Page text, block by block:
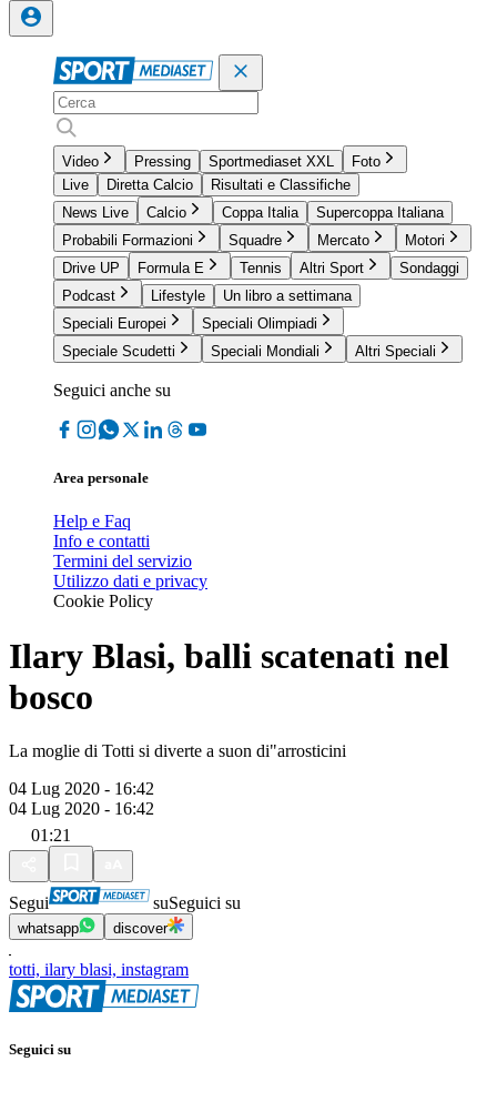
Video Pressing Sportmediaset XXL
Foto
Live
Diretta Calcio
Risultati e Classifiche
News Live
Calcio Coppa Italia
Supercoppa Italiana
Probabili Formazioni
Squadre Mercato
Motori
Drive UP
Formula E Tennis Altri Sport
Sondaggi
Podcast
Lifestyle
Un libro a settimana
Speciali Europei
Speciali Olimpiadi
Speciale Scudetti
Speciali Mondiali Altri Speciali
Seguici anche su
Area personale
Help e Faq
Info e contatti
Termini del servizio
Utilizzo dati e privacy
Cookie Policy
Ilary Blasi, balli scatenati nel
bosco
La moglie di Totti si diverte a suon di"arrosticini
04 Lug 2020 - 16:42
04 Lug 2020 - 16:42
01:21
Segui suSeguici su
whatsapp discover
totti, ilary blasi, instagram
Seguici su